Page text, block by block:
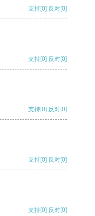
支持[0] 反对[0]
支持[0] 反对[0]
支持[0] 反对[0]
支持[0] 反对[0]
支持[0] 反对[0]